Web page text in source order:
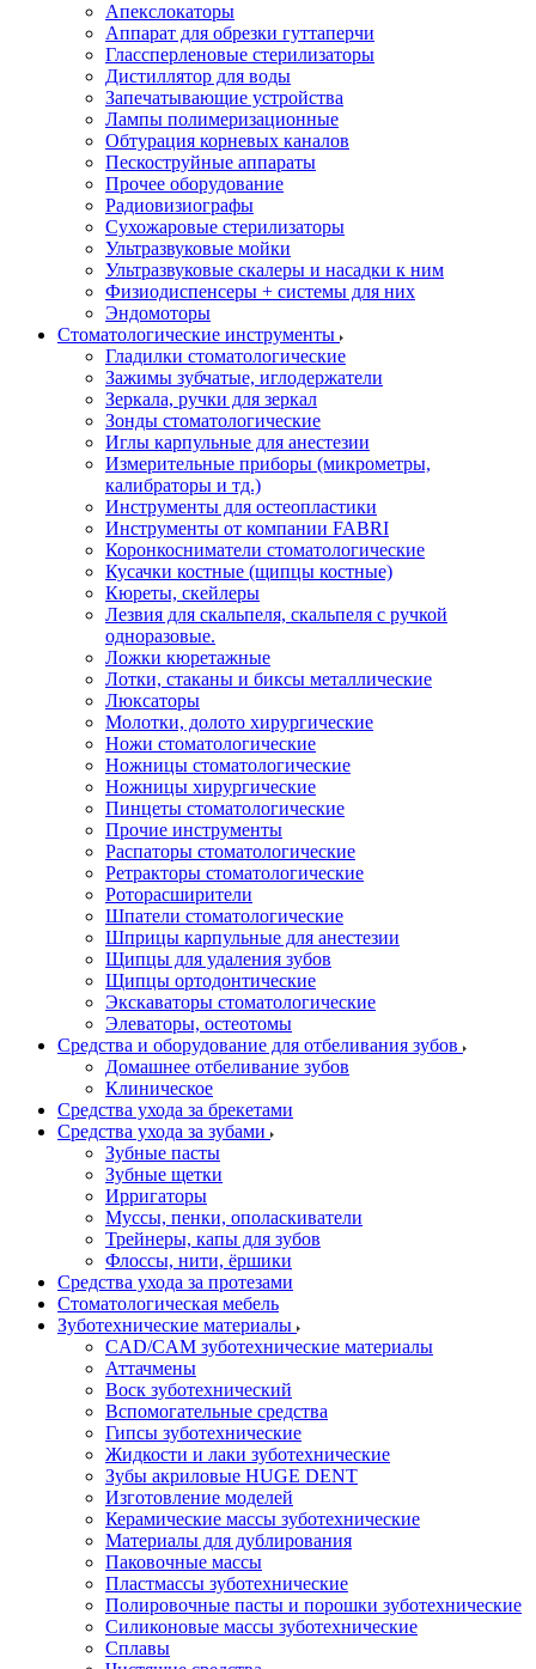
Апекслокаторы
Аппарат для обрезки гуттаперчи
Глассперленовые стерилизаторы
Дистиллятор для воды
Запечатывающие устройства
Лампы полимеризационные
Обтурация корневых каналов
Пескоструйные аппараты
Прочее оборудование
Радиовизиографы
Сухожаровые стерилизаторы
Ультразвуковые мойки
Ультразвуковые скалеры и насадки к ним
Физиодиспенсеры + системы для них
Эндомоторы
Стоматологические инструменты
Гладилки стоматологические
Зажимы зубчатые, иглодержатели
Зеркала, ручки для зеркал
Зонды стоматологические
Иглы карпульные для анестезии
Измерительные приборы (микрометры,
калибраторы и тд.)
Инструменты для остеопластики
Инструменты от компании FABRI
Коронкосниматели стоматологические
Кусачки костные (щипцы костные)
Кюреты, скейлеры
Лезвия для скальпеля, скальпеля с ручкой
одноразовые.
Ложки кюретажные
Лотки, стаканы и биксы металлические
Люксаторы
Молотки, долото хирургические
Ножи стоматологические
Ножницы стоматологические
Ножницы хирургические
Пинцеты стоматологические
Прочие инструменты
Распаторы стоматологические
Ретракторы стоматологические
Роторасширители
Шпатели стоматологические
Шприцы карпульные для анестезии
Щипцы для удаления зубов
Щипцы ортодонтические
Экскаваторы стоматологические
Элеваторы, остеотомы
Средства и оборудование для отбеливания зубов
Домашнее отбеливание зубов
Клиническое
Средства ухода за брекетами
Средства ухода за зубами
Зубные пасты
Зубные щетки
Ирригаторы
Муссы, пенки, ополаскиватели
Трейнеры, капы для зубов
Флоссы, нити, ёршики
Средства ухода за протезами
Стоматологическая мебель
Зуботехнические материалы
CAD/CAM зуботехнические материалы
Аттачмены
Воск зуботехнический
Вспомогательные средства
Гипсы зуботехнические
Жидкости и лаки зуботехнические
Зубы акриловые HUGE DENT
Изготовление моделей
Керамические массы зуботехнические
Материалы для дублирования
Паковочные массы
Пластмассы зуботехнические
Полировочные пасты и порошки зуботехнические
Силиконовые массы зуботехнические
Сплавы